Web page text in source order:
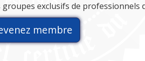
groupes exclusifs de professionnels
membre